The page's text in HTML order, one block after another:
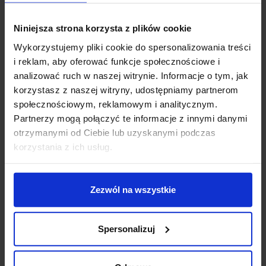
Niniejsza strona korzysta z plików cookie
Wykorzystujemy pliki cookie do spersonalizowania treści
i reklam, aby oferować funkcje społecznościowe i
analizować ruch w naszej witrynie. Informacje o tym, jak
korzystasz z naszej witryny, udostępniamy partnerom
społecznościowym, reklamowym i analitycznym.
Partnerzy mogą połączyć te informacje z innymi danymi
otrzymanymi od Ciebie lub uzyskanymi podczas
korzystania z ich usług.
Zezwól na wszystkie
Spersonalizuj
Opis
Parametry:
średnica (cm): 9
wysokość (cm): 11
ilość źródeł / rodzaj trzonka: 1 x LED zintegrowany
max moc źródła: 3 W
źródło w zestawie: LED 3 W, 190 lm, 3000K
kolor lampy: biały, chrom
materiał: aluminium